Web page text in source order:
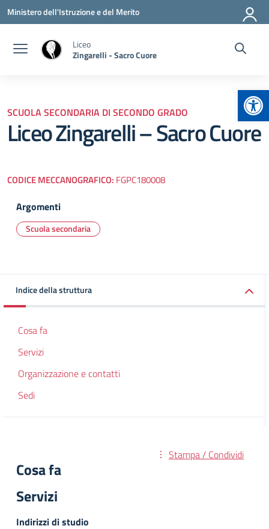
Vai ai contenuti
Vai al menu di navigazione
Vai al footer
Ministero dell'Istruzione e del Merito
Liceo
Zingarelli - Sacro Cuore
SCUOLA SECONDARIA DI SECONDO GRADO
Liceo Zingarelli – Sacro Cuore
CODICE MECCANOGRAFICO: FGPC180008
Argomenti
Scuola secondaria
Indice della struttura
Cosa fa
Servizi
Organizzazione e contatti
Sedi
Stampa / Condividi
Cosa fa
Servizi
Indirizzi di studio